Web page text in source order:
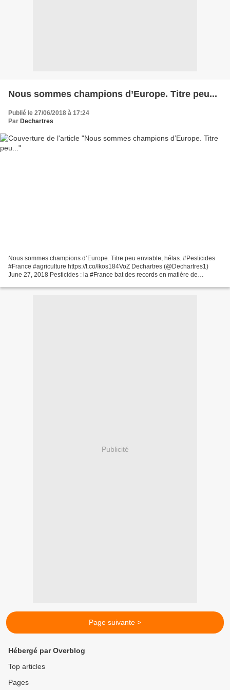
Nous sommes champions d’Europe. Titre peu...
Publié le 27/06/2018 à 17:24
Par Dechartres
Nous sommes champions d’Europe. Titre peu enviable, hélas. #Pesticides
#France #agriculture https://t.co/Ikos184VoZ Dechartres (@Dechartres1)
June 27, 2018 Pesticides : la #France bat des records en matière de
Publicité
Page suivante >
Hébergé par Overblog
Top articles
Pages